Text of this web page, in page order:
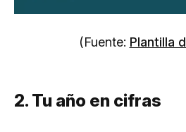
(Fuente: Plantilla
2. Tu año en cifras